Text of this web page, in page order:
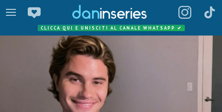
CLICCA QUI E UNISCITI AL CANALE WHATSAPP ✔